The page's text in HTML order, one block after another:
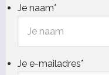
Je naam*
Je e-mailadres*